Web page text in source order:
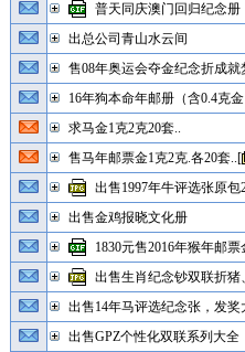
普天同庆澳门回归纪念册
出总公司青山水云间
售08年奥运会夺金纪念折成就
16年狗本命年邮册（含0.4克
求马金1克2克20套..
售马年邮票金1克2克.各20套..[
出售1997年牛评选张原包
出售金鸡报晓文化册
1830元售2016年猴年邮票
出售生肖纪念钞双联折猪
出售14年马评选纪念张，发奖
出售GPZ个性化双联系列大